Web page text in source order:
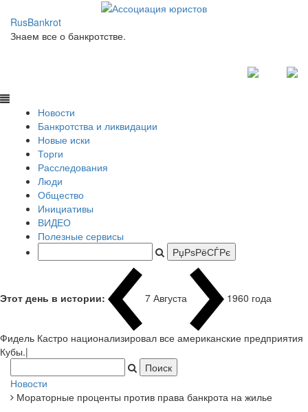
RusBankrot
Знаем все о банкротстве.
Новости
Банкротства и ликвидации
Новые иски
Торги
Расследования
Люди
Общество
Инициативы
ВИДЕО
Полезные сервисы
Этот день в истории: 7 Августа 1960 года
Фидель Кастро национализировал все американские предприятия
Кубы.|
Новости
Мораторные проценты против права банкрота на жилье